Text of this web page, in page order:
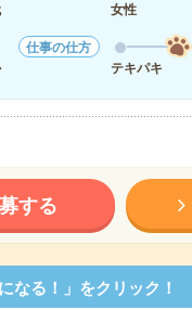
女性
仕事の仕方
テキパキ
する
なる！」をクリック！